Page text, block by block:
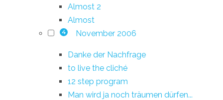
Almost 2
Almost
4 November 2006
Danke der Nachfrage
to live the cliché
12 step program
Man wird ja noch träumen dürfen...